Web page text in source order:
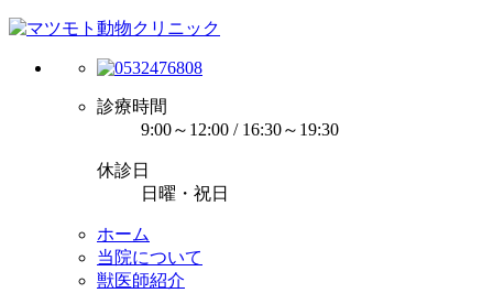
診療時間
9:00～12:00 / 16:30～19:30
休診日
日曜・祝日
ホーム
当院について
獣医師紹介